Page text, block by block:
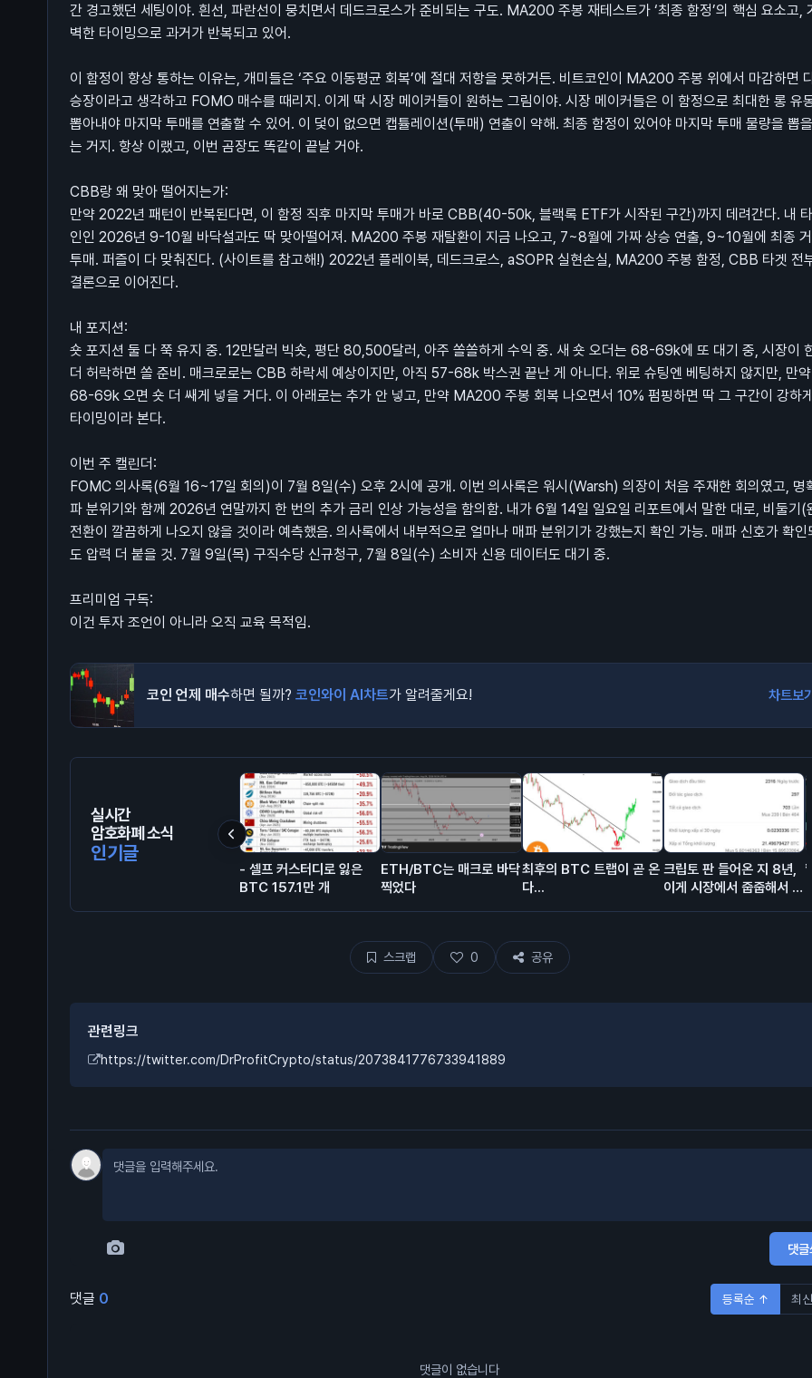
간 경고했던 세팅이야. 흰선, 파란선이 뭉치면서 데드크로스가 준비되는 구도. MA200 주봉 재테스트가 ‘최종 함정’의 핵심 요소고,
벽한 타이밍으로 과거가 반복되고 있어.
이 함정이 항상 통하는 이유는, 개미들은 ‘주요 이동평균 회복’에 절대 저항을 못하거든. 비트코인이 MA200 주봉 위에서 마감하면
승장이라고 생각하고 FOMO 매수를 때리지. 이게 딱 시장 메이커들이 원하는 그림이야. 시장 메이커들은 이 함정으로 최대한 롱 유
뽑아내야 마지막 투매를 연출할 수 있어. 이 덫이 없으면 캡튤레이션(투매) 연출이 약해. 최종 함정이 있어야 마지막 투매 물량을 뽑
는 거지. 항상 이랬고, 이번 곰장도 똑같이 끝날 거야.
CBB랑 왜 맞아 떨어지는가:
만약 2022년 패턴이 반복된다면, 이 함정 직후 마지막 투매가 바로 CBB(40-50k, 블랙록 ETF가 시작된 구간)까지 데려간다. 내
인인 2026년 9-10월 바닥설과도 딱 맞아떨어져. MA200 주봉 재탈환이 지금 나오고, 7~8월에 가짜 상승 연출, 9~10월에 최종
투매. 퍼즐이 다 맞춰진다. (사이트를 참고해!) 2022년 플레이북, 데드크로스, aSOPR 실현손실, MA200 주봉 함정, CBB 타겟 전
결론으로 이어진다.
내 포지션:
숏 포지션 둘 다 쭉 유지 중. 12만달러 빅숏, 평단 80,500달러, 아주 쏠쏠하게 수익 중. 새 숏 오더는 68-69k에 또 대기 중, 시장이
더 허락하면 쏠 준비. 매크로로는 CBB 하락세 예상이지만, 아직 57-68k 박스권 끝난 게 아니다. 위로 슈팅엔 베팅하지 않지만, 만
68-69k 오면 숏 더 쌔게 넣을 거다. 이 아래로는 추가 안 넣고, 만약 MA200 주봉 회복 나오면서 10% 펌핑하면 딱 그 구간이 강하
타이밍이라 본다.
이번 주 캘린더:
FOMC 의사록(6월 16~17일 회의)이 7월 8일(수) 오후 2시에 공개. 이번 의사록은 워시(Warsh) 의장이 처음 주재한 회의였고, 명
파 분위기와 함께 2026년 연말까지 한 번의 추가 금리 인상 가능성을 함의함. 내가 6월 14일 일요일 리포트에서 말한 대로, 비둘기(
전환이 깔끔하게 나오지 않을 것이라 예측했음. 의사록에서 내부적으로 얼마나 매파 분위기가 강했는지 확인 가능. 매파 신호가 확인
도 압력 더 붙을 것. 7월 9일(목) 구직수당 신규청구, 7월 8일(수) 소비자 신용 데이터도 대기 중.
프리미엄 구독:
이건 투자 조언이 아니라 오직 교육 목적임.
코인 언제 매수하면 될까? 코인와이 AI차트가 알려줄게요! 차트보
실시간
암호화폐 소식
인기글
- 셀프 커스터디로 잃은
BTC 157.1만 개
ETH/BTC는 매크로 바닥
찍었다
최후의 BTC 트랩이 곧 온
다...
크립토 판 들어온 지 8년,
이게 시장에서 줍줍해서 모
스크랩 0 공유
관련링크
https://twitter.com/DrProfitCrypto/status/2073841776733941889
댓
댓글 0 등록순 ↑ 최
댓글이 없습니다